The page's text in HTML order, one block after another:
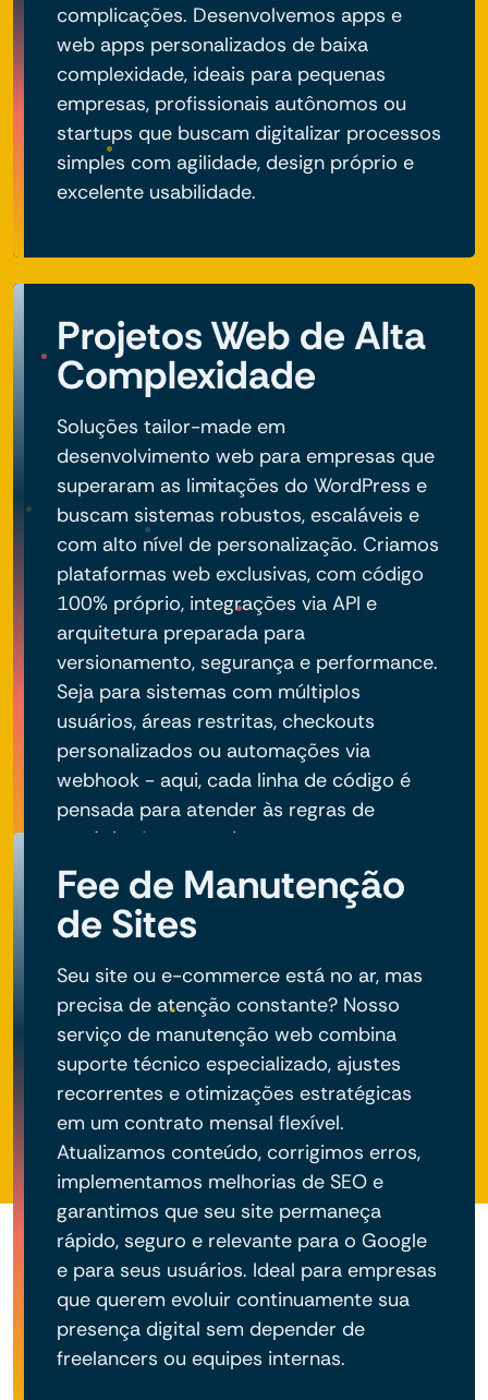
complicações. Desenvolvemos apps e
web apps personalizados de baixa
complexidade, ideais para pequenas
empresas, profissionais autônomos ou
startups que buscam digitalizar processos
simples com agilidade, design próprio e
excelente usabilidade.
Projetos Web de Alta
Complexidade
Soluções tailor-made em
desenvolvimento web para empresas que
superaram as limitações do WordPress e
buscam sistemas robustos, escaláveis e
com alto nível de personalização. Criamos
plataformas web exclusivas, com código
100% próprio, integrações via API e
arquitetura preparada para
versionamento, segurança e performance.
Seja para sistemas com múltiplos
usuários, áreas restritas, checkouts
personalizados ou automações via
webhook - aqui, cada linha de código é
pensada para atender às regras de
negócio do seu projeto.
Fee de Manutenção
de Sites
Seu site ou e-commerce está no ar, mas
precisa de atenção constante? Nosso
serviço de manutenção web combina
suporte técnico especializado, ajustes
recorrentes e otimizações estratégicas
em um contrato mensal flexível.
Atualizamos conteúdo, corrigimos erros,
implementamos melhorias de SEO e
garantimos que seu site permaneça
rápido, seguro e relevante para o Google
e para seus usuários. Ideal para empresas
que querem evoluir continuamente sua
presença digital sem depender de
freelancers ou equipes internas.